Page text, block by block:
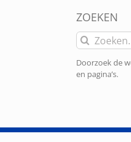
ZOEKEN
Zoeken
naar:
Doorzoek de
en pagina’s.